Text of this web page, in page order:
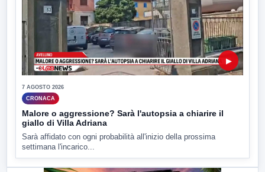
▶
7 AGOSTO 2026
CRONACA
Malore o aggressione? Sarà l'autopsia a chiarire il
giallo di Villa Adriana
Sarà affidato con ogni probabilità all'inizio della prossima
settimana l'incarico...